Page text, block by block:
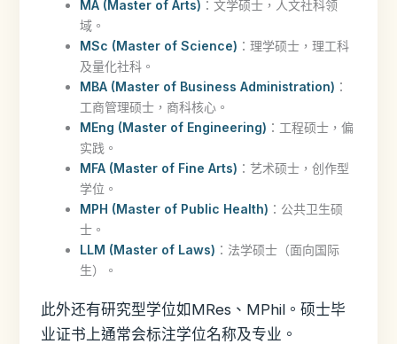
MA (Master of Arts) ：文学硕士，人文社科领
域。
MSc (Master of Science) ：理学硕士，理工科
及量化社科。
MBA (Master of Business Administration) ：
工商管理硕士，商科核心。
MEng (Master of Engineering) ：工程硕士，偏
实践。
MFA (Master of Fine Arts) ：艺术硕士，创作型
学位。
MPH (Master of Public Health) ：公共卫生硕
士。
LLM (Master of Laws) ：法学硕士（面向国际
生）。
此外还有研究型学位如MRes、MPhil。硕士毕
业证书上通常会标注学位名称及专业。